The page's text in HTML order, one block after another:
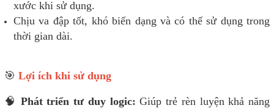
xước khi sử dụng.
Chịu va đập tốt, khó biến dạng và có thể sử dụng trong
thời gian dài.
🎯 Lợi ích khi sử dụng
🧠 Phát triển tư duy logic: Giúp trẻ rèn luyện khả năng